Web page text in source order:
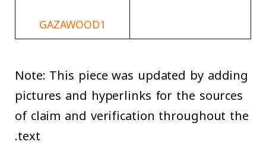
GAZAWOOD1
Note: This piece was updated by adding
pictures and hyperlinks for the sources
of claim and verification throughout the
text.